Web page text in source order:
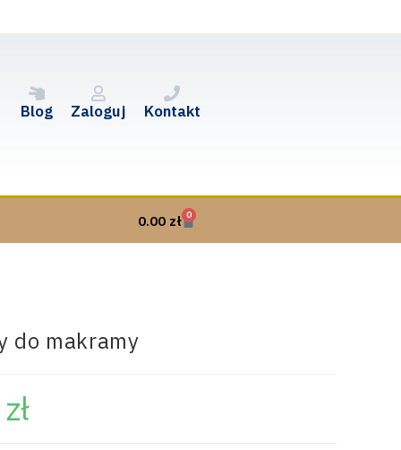
Blog Zaloguj Kontakt
0.00 zł 0
do makramy
zł